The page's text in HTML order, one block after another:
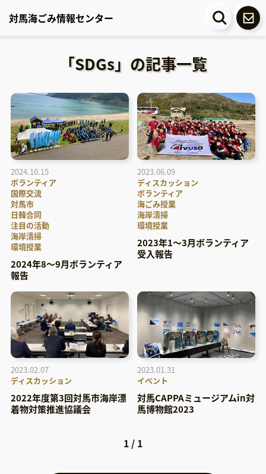
対馬海ごみ情報センター
「SDGs」の記事一覧
2024年8～9月ボランティア
報告
2024.10.15
ボランティア
国際交流
対馬市
日韓合同
注目の活動
海岸清掃
環境授業
2023年1～3月ボランティア
受入報告
2023.06.09
ディスカッション
ボランティア
海ごみ授業
海岸清掃
環境授業
2022年度第3回対馬市海岸漂
着物対策推進協議会
2023.02.07
ディスカッション
対馬CAPPAミュージアムin対
馬博物館2023
2023.01.31
イベント
1 / 1